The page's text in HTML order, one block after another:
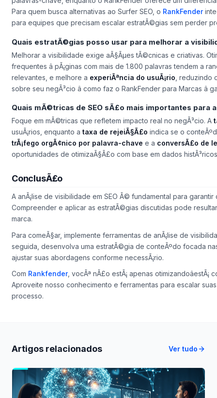
Para quem busca alternativas ao Surfer SEO, o RankFender
para equipes que precisam escalar estratÃ©gias sem perder
Quais estratÃ©gias posso usar para melhorar a
Melhorar a visibilidade exige aÃ§Ãµes tÃ©cnicas e criativas.
frequentes â pÃ¡ginas com mais de 1.800 palavras tendem a
relevantes, e melhore a experiÃªncia do usuÃ¡rio , reduzindo
sobre seu negÃ³cio â como faz o RankFender para Marcas
Quais mÃ©tricas de SEO sÃ£o mais importantes para
Foque em mÃ©tricas que refletem impacto real no negÃ³cio. A
usuÃ¡rios, enquanto a taxa de rejeiÃ§Ã£o indica se o
trÃ¡fego orgÃ¢nico por palavra-chave e a conversÃ£o de
oportunidades de otimizaÃ§Ã£o com base em dados
ConclusÃ£o
A anÃ¡lise de visibilidade em SEO Ã© fundamental para
Compreender e aplicar as estratÃ©gias discutidas pode
marca.
Para comeÃ§ar, implemente ferramentas de anÃ¡lise de
seguida, desenvolva uma estratÃ©gia de conteÃºdo focada
ajustar suas abordagens conforme necessÃ¡rio.
Com Rankfender, vocÃª nÃ£o estÃ¡ apenas
Aproveite nosso conhecimento e ferramentas para escalar
processo.
Artigos relacionados Ver tudo